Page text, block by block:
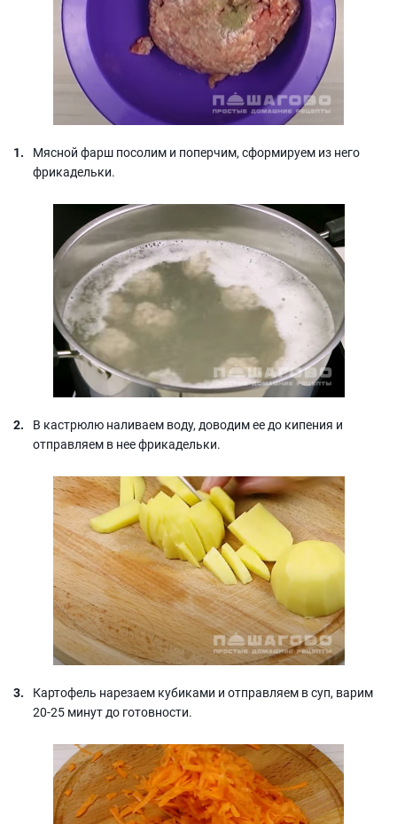
Мясной фарш посолим и поперчим, сформируем из него
фрикадельки.
В кастрюлю наливаем воду, доводим ее до кипения и
отправляем в нее фрикадельки.
Картофель нарезаем кубиками и отправляем в суп, варим
20-25 минут до готовности.